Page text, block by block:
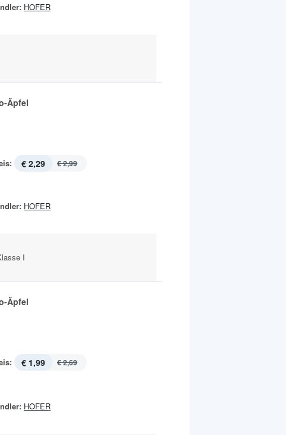
HOFER
Äpfel
€ 2,29 € 2,99
HOFER
I
Äpfel
€ 1,99 € 2,69
HOFER